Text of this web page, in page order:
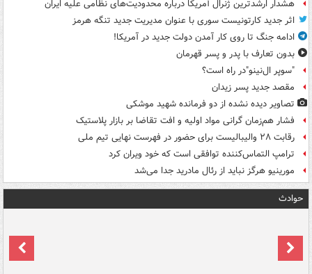
هشدار ارشدترین ژنرال آمریکا درباره محدودیت‌های نظامی علیه ایران
اثر جدید کارتونیست سوری با عنوان مدیریت جدید تنگه هرمز
ادامه جنگ تا روی کار آمدن دولت جدید در آمریکا!
بدون تعارف با پدر و پسر قهرمان
"سوپر ال‌نینو"در راه است؟
مقصد جدید پسر زیدان
تصاویر دیده‌ نشده از دو فرمانده شهید موشکی
فشار هم‌زمان گرانی مواد اولیه و افت تقاضا بر بازار پلاستیک
رقابت ۲۸ والیبالیست برای حضور در فهرست نهایی تیم ملی
ترامپ التماس‌کننده توافقی است که خود ویران کرد
مورینیو هرگز نباید از رئال مادرید جدا می‌شد
حوادث